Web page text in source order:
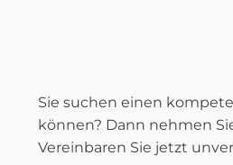
Sie suchen einen
können? Dann nehmen
Vereinbaren Sie jetzt